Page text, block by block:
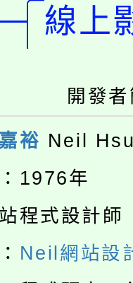
桃園市運
低收入戶
優惠，中
惠，詳情
自造教育
增能研習
造教育及
研習
生活教案
祭」8/29
午1時於
線上
開發
裕 Neil Hsu
1976年
程式設計師
Neil網站設